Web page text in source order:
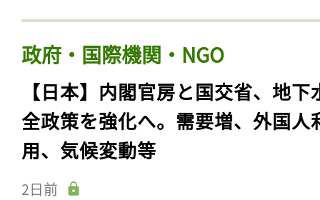
政府・国際機関・NGO
【日本】内閣官房と国交省、地下
全政策を強化へ。需要増、外国人
用、気候変動等
2日前